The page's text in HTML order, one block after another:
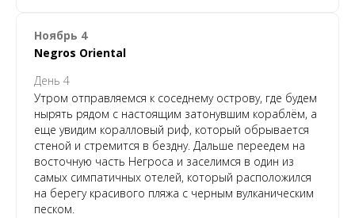
Ноябрь 4
Negros Oriental
День 4
Утром отправляемся к соседнему острову, где будем
нырять рядом с настоящим затонувшим кораблём, а
еще увидим коралловый риф, который обрывается
стеной и стремится в бездну. Дальше переедем на
восточную часть Негроса и заселимся в один из
самых симпатичных отелей, который расположился
на берегу красивого пляжа с черным вулканическим
песком.